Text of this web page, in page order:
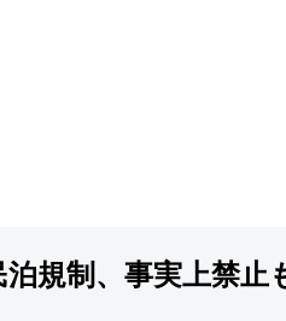
泊規制、事実上禁